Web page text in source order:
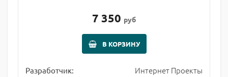
7 350 руб
В КОРЗИНУ
Разработчик: Интернет Проекты